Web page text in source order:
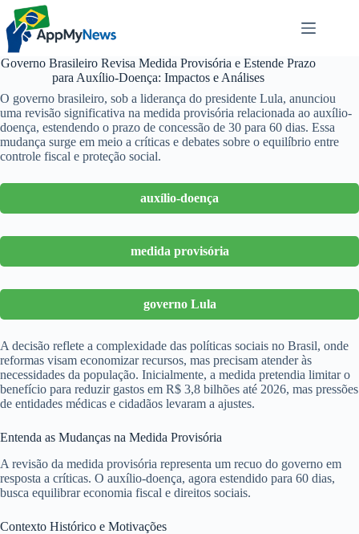
Pular
para
conteúdo
Governo Brasileiro Revisa Medida Provisória e Estende Prazo
para Auxílio-Doença: Impactos e Análises
O governo brasileiro, sob a liderança do presidente Lula, anunciou
uma revisão significativa na medida provisória relacionada ao auxílio-
doença, estendendo o prazo de concessão de 30 para 60 dias. Essa
mudança surge em meio a críticas e debates sobre o equilíbrio entre
controle fiscal e proteção social.
auxílio-doença
medida provisória
governo Lula
A decisão reflete a complexidade das políticas sociais no Brasil, onde
reformas visam economizar recursos, mas precisam atender às
necessidades da população. Inicialmente, a medida pretendia limitar o
benefício para reduzir gastos em R$ 3,8 bilhões até 2026, mas pressões
de entidades médicas e cidadãos levaram a ajustes.
Entenda as Mudanças na Medida Provisória
A revisão da medida provisória representa um recuo do governo em
resposta a críticas. O auxílio-doença, agora estendido para 60 dias,
busca equilibrar economia fiscal e direitos sociais.
Contexto Histórico e Motivações